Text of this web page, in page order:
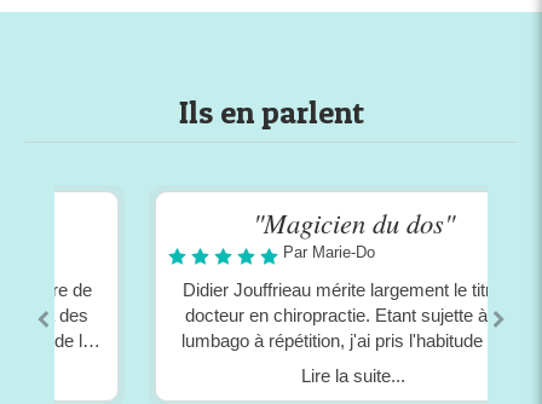
Ils en parlent
"Magicien du dos"
Par Marie-Do
Didier Jouffrieau mérite largement le titre de
docteur en chiropractie. Etant sujette à des
lumbago à répétition, j'ai pris l'habitude de le
consulter à titre préventif, tous les 2 mois
environ. Cette initiative a été très bénéfique.
Lire la suite...